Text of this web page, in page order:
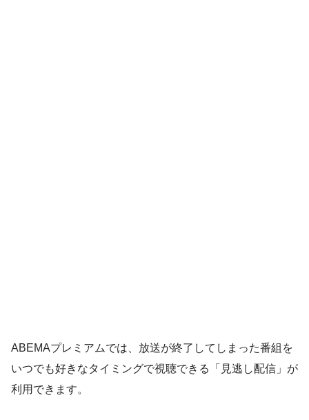
ABEMAプレミアムでは、放送が終了してしまった番組を
いつでも好きなタイミングで視聴できる「見逃し配信」が
利用できます。